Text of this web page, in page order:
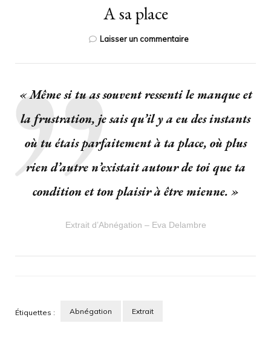
A sa place
Laisser un commentairesur
sa
« Même si tu as souvent ressenti le manque et
la frustration, je sais qu’il y a eu des instants
où tu étais parfaitement à ta place, où plus
rien d’autre n’existait autour de toi que ta
condition et ton plaisir à être mienne. »
Extrait d’Abnégation – Eva Delambre
Étiquettes : Abnégation Extrait